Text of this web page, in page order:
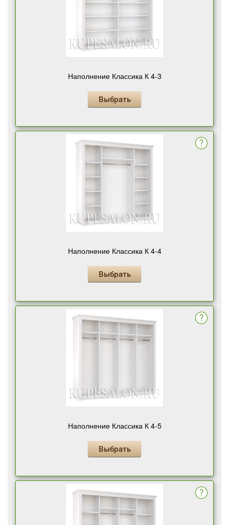
Наполнение Классика К 4-3
Выбрать
Наполнение Классика К 4-4
Выбрать
Наполнение Классика К 4-5
Выбрать